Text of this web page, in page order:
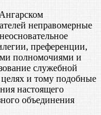
неправомерные
преференции,
полномочиями и
служебной
и тому подобные
настоящего
объединения